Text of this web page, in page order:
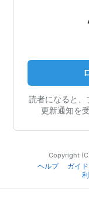
読者になると、
更新通知を
Copyright
ヘルプ
ガイ